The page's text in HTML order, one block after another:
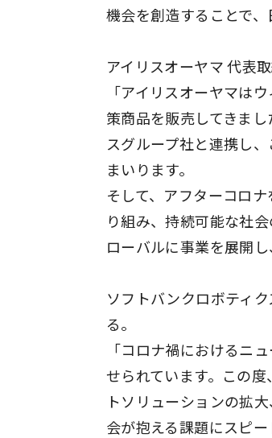
機会を創造することで、
アイリスオーヤマ 代表
「アイリスオーヤマは
策商品を販売してきま
スグループ社と連携し
まいります。
そして、アフターコロ
り組み、持続可能な社
ローバルに事業を展開
ソフトバンクロボティ
る。
「コロナ禍におけるニ
せられています。この
トソリューションの拡
会が抱える課題にスピー